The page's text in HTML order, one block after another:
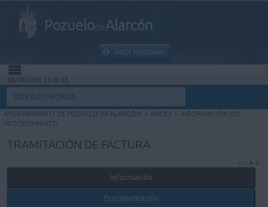
PozuelodeAlarcón
ÁREA PERSONAL
INICIO
INFORMACIÓN PÚBLICA
MI CARPETA
INFORMACIÓN MUNICIPAL
08/08/2026 13:06:16
SEDE ELECTRÓNICA
AYUNTAMIENTO DE POZUELO DE ALARCÓN > INICIO > INFORMACIÓN DEL
PROCEDIMIENTO
TRAMITACIÓN DE FACTURA
Información
Documentación